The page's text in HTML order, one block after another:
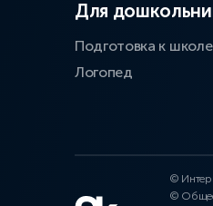
Для
Подготовка к школе
Логопед
©
©